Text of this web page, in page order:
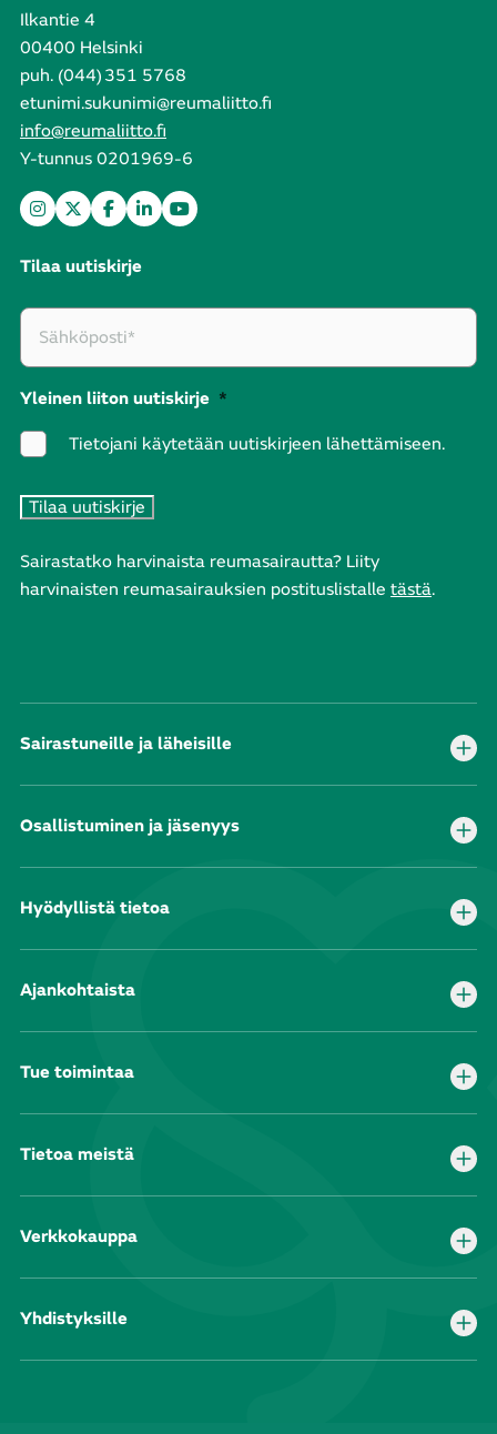
Ilkantie 4
00400 Helsinki
puh. (044) 351 5768
etunimi.sukunimi@reumaliitto.fi
info@reumaliitto.fi
Y-tunnus 0201969-6
Tilaa uutiskirje
Yleinen liiton uutiskirje *
Tietojani käytetään uutiskirjeen lähettämiseen.
Sairastatko harvinaista reumasairautta? Liity
harvinaisten reumasairauksien postituslistalle tästä.
Sairastuneille ja läheisille
Osallistuminen ja jäsenyys
Hyödyllistä tietoa
Ajankohtaista
Tue toimintaa
Tietoa meistä
Verkkokauppa
Yhdistyksille